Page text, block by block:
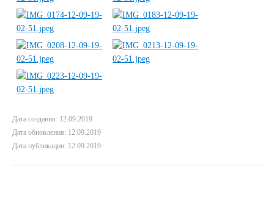
Дата создания: 12.09.2019
Дата обновления: 12.09.2019
Дата публикации: 12.09.2019